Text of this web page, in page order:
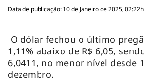
Data de publicação: 10 de Janeiro de 2025, 02:22h
O dólar fechou o último
1,11% abaixo de R$ 6,05,
6,0411, no menor nível desde
dezembro.